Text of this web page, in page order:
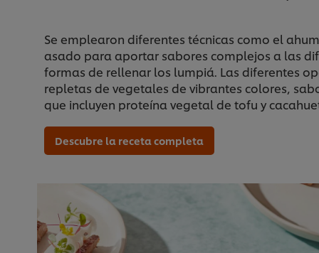
Se emplearon diferentes técnicas como el
asado para aportar sabores complejos a las
formas de rellenar los lumpiá. Las diferentes
repletas de vegetales de vibrantes colores,
que incluyen proteína vegetal de tofu y
Descubre la receta completa